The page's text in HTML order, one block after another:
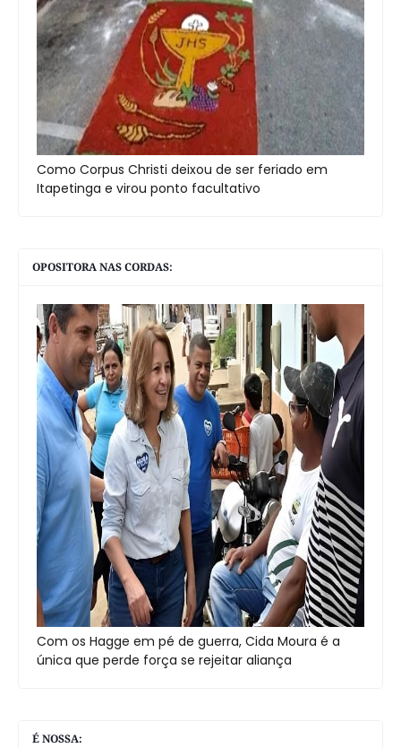
Como Corpus Christi deixou de ser feriado em
Itapetinga e virou ponto facultativo
OPOSITORA NAS CORDAS:
Com os Hagge em pé de guerra, Cida Moura é a
única que perde força se rejeitar aliança
É NOSSA: